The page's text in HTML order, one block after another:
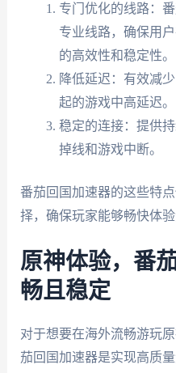
专门优化的线路：
专业线路，确保用
的高效性和稳定性。
降低延迟：有效减
起的游戏中高延迟。
稳定的连接：提供
掉线和游戏中断。
番茄回国加速器的这些特
择，确保玩家能够畅快体验
原神体验，番
畅且稳定
对于想要在海外流畅游玩
茄回国加速器是实现高质